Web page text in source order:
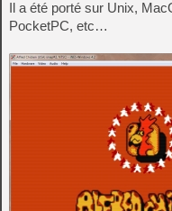
Il a été porté sur Unix,
PocketPC, etc…